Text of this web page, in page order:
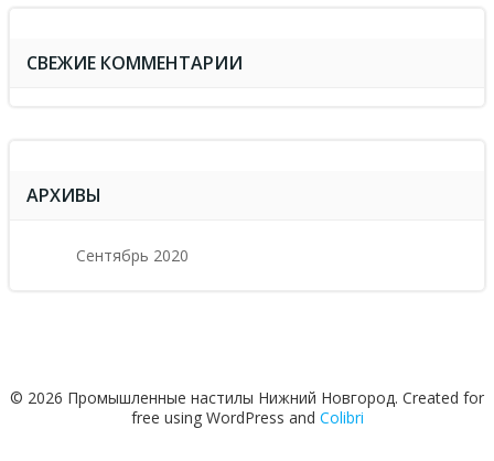
СВЕЖИЕ КОММЕНТАРИИ
АРХИВЫ
Сентябрь 2020
© 2026 Промышленные настилы Нижний Новгород. Created for
free using WordPress and Colibri